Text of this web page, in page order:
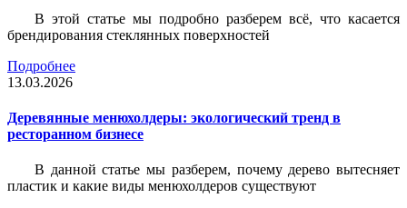
В этой статье мы подробно разберем всё, что касается
брендирования стеклянных поверхностей
Подробнее
13.03.2026
Деревянные менюхолдеры: экологический тренд в
ресторанном бизнесе
В данной статье мы разберем, почему дерево вытесняет
пластик и какие виды менюхолдеров существуют